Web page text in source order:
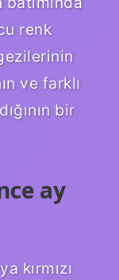
renk
ve farklı
bir
ay
kırmızı